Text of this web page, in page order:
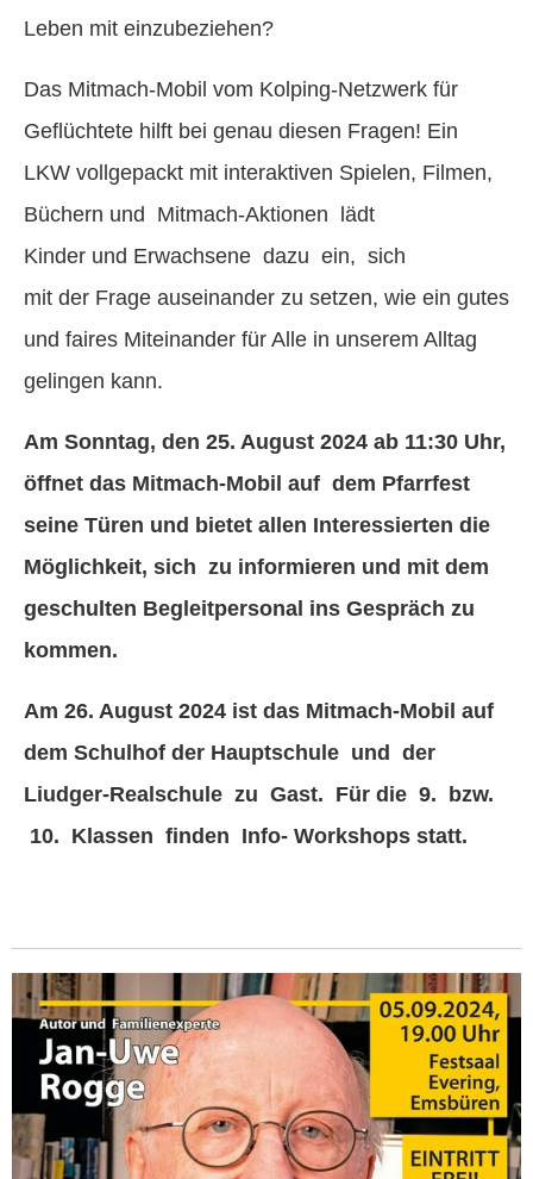
Leben mit einzubeziehen?
Das Mitmach-Mobil vom Kolping-Netzwerk für
Geflüchtete hilft bei genau diesen Fragen! Ein
LKW vollgepackt mit interaktiven Spielen, Filmen,
Büchern und Mitmach-Aktionen lädt
Kinder und Erwachsene dazu ein, sich
mit der Frage auseinander zu setzen, wie ein gutes
und faires Miteinander für Alle in unserem Alltag
gelingen kann.
Am Sonntag, den 25. August 2024 ab 11:30 Uhr,
öffnet das Mitmach-Mobil auf dem Pfarrfest
seine Türen und bietet allen Interessierten die
Möglichkeit, sich zu informieren und mit dem
geschulten Begleitpersonal ins Gespräch zu
kommen.
Am 26. August 2024 ist das Mitmach-Mobil auf
dem Schulhof der Hauptschule und der
Liudger-Realschule zu Gast. Für die 9. bzw.
10. Klassen finden Info- Workshops statt.